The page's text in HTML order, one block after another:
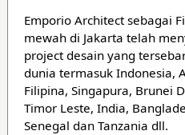
Emporio Architect sebagai
mewah di Jakarta telah
project desain yang
dunia termasuk Indonesia,
Filipina, Singapura, Brunei
Timor Leste, India,
Senegal dan Tanzania dll.